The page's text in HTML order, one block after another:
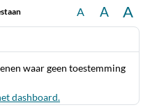
A A A
waar geen toestemming
dashboard.